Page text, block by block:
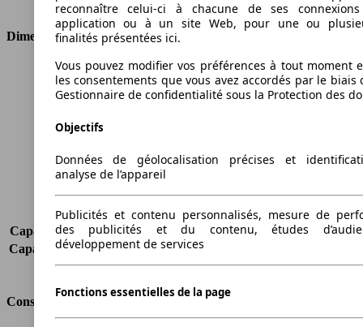
Dimensions
Longueur
4605 mm
Hauteur
1675 mm
Empattement
Charge maximale
580 kg
Portes
Sièges
5
Charge sur toit
-
Capacité de remorquage (sans freins) 750 kg
Capacité de remorquage (avec freins)
Volume du coffre
516 - 1776 l
Consommation
reconnaître celui-ci à chacune de ses
application ou à un site Web, pour une ou
finalités présentées ici.
Vous pouvez modifier vos préférences à tout moment
les consentements que vous avez accordés par le biais
Gestionnaire de confidentialité sous la Protection des
Objectifs
Données de géolocalisation précises et
analyse de l’appareil
Publicités et contenu personnalisés, mesure de
des publicités et du contenu, études
développement de services
Fonctions essentielles de la page